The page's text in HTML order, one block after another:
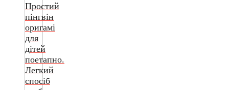
Простий
пінгвін
оригамі
для
дітей
поетапно.
Легкий
спосіб